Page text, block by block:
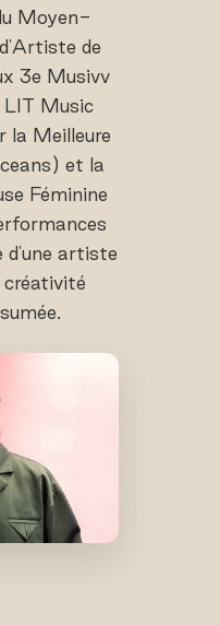
Moyen-
de
3e Musivv
LIT Music
la Meilleure
et la
Féminine
d'une artiste
créativité